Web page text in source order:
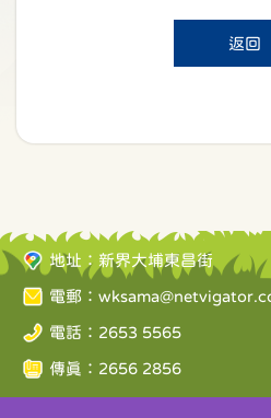
返回
地址：新界大埔東昌街
電郵：
電話：2653 5565
傳真：2656 2856